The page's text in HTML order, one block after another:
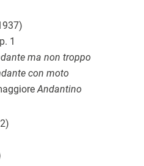
1
ma non troppo
con moto
Andantino